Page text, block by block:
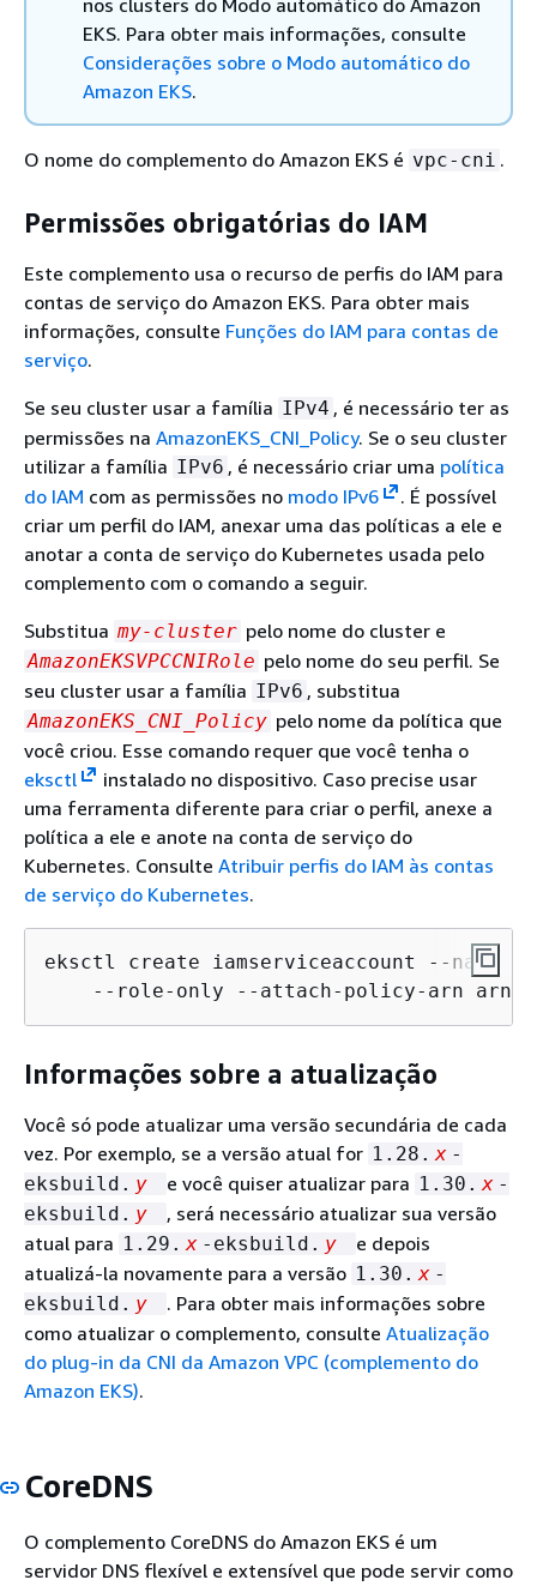
EKS. Para obter mais informações, consulte
Considerações sobre o Modo automático do
Amazon EKS.
O nome do complemento do Amazon EKS é vpc-cni .
Permissões obrigatórias do IAM
Este complemento usa o recurso de perfis do IAM para
contas de serviço do Amazon EKS. Para obter mais
informações, consulte Funções do IAM para contas de
serviço.
Se seu cluster usar a família IPv4 , é necessário ter as
permissões na AmazonEKS_CNI_Policy. Se o seu cluster
utilizar a família IPv6 , é necessário criar uma política
do IAM com as permissões no modo IPv6
. É possível
criar um perfil do IAM, anexar uma das políticas a ele e
anotar a conta de serviço do Kubernetes usada pelo
complemento com o comando a seguir.
Substitua my-cluster pelo nome do cluster e
AmazonEKSVPCCNIRole pelo nome do seu perfil. Se
seu cluster usar a família IPv6 , substitua
AmazonEKS_CNI_Policy pelo nome da política que
você criou. Esse comando requer que você tenha o
eksctl
instalado no dispositivo. Caso precise usar
uma ferramenta diferente para criar o perfil, anexe a
política a ele e anote na conta de serviço do
Kubernetes. Consulte Atribuir perfis do IAM às contas
de serviço do Kubernetes.
eksctl create iamserviceaccount --name
--role-only --attach-policy-arn
Informações sobre a atualização
Você só pode atualizar uma versão secundária de cada
vez. Por exemplo, se a versão atual for 1.28. x -
eksbuild. y e você quiser atualizar para 1.30. x -
eksbuild. y
, será necessário atualizar sua versão
atual para 1.29. x -eksbuild. y
e depois
atualizá-la novamente para a versão 1.30. x -
eksbuild. y
. Para obter mais informações sobre
como atualizar o complemento, consulte Atualização
do plug-in da CNI da Amazon VPC (complemento do
Amazon EKS).
CoreDNS
O complemento CoreDNS do Amazon EKS é um
servidor DNS flexível e extensível que pode servir como